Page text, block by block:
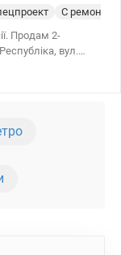
С ремонтом
Продам 2-
вул.
переглянути в
вам захочеться